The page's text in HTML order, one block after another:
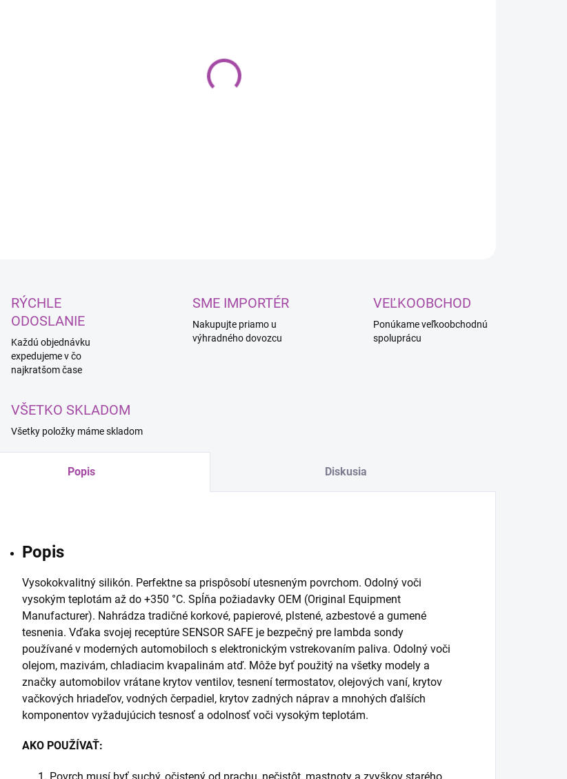
DORUČENIA
RÝCHLE
ODOSLANIE
Každú objednávku
expedujeme v čo
najkratšom čase
SME IMPORTÉR
Nakupujte priamo u
výhradného dovozcu
VEĽKOOBCHOD
Ponúkame veľkoobchodnú
spoluprácu
VŠETKO SKLADOM
Všetky položky máme skladom
Popis Diskusia
Popis
Vysokokvalitný silikón. Perfektne sa prispôsobí utesneným povrchom. Odolný voči
vysokým teplotám až do +350 °C. Spĺňa požiadavky OEM (Original Equipment
Manufacturer). Nahrádza tradičné korkové, papierové, plstené, azbestové a gumené
tesnenia. Vďaka svojej receptúre SENSOR SAFE je bezpečný pre lambda sondy
používané v moderných automobiloch s elektronickým vstrekovaním paliva. Odolný voči
olejom, mazivám, chladiacim kvapalinám atď. Môže byť použitý na všetky modely a
značky automobilov vrátane krytov ventilov, tesnení termostatov, olejových vaní, krytov
vačkových hriadeľov, vodných čerpadiel, krytov zadných náprav a mnohých ďalších
komponentov vyžadujúcich tesnosť a odolnosť voči vysokým teplotám.
AKO POUŽÍVAŤ: